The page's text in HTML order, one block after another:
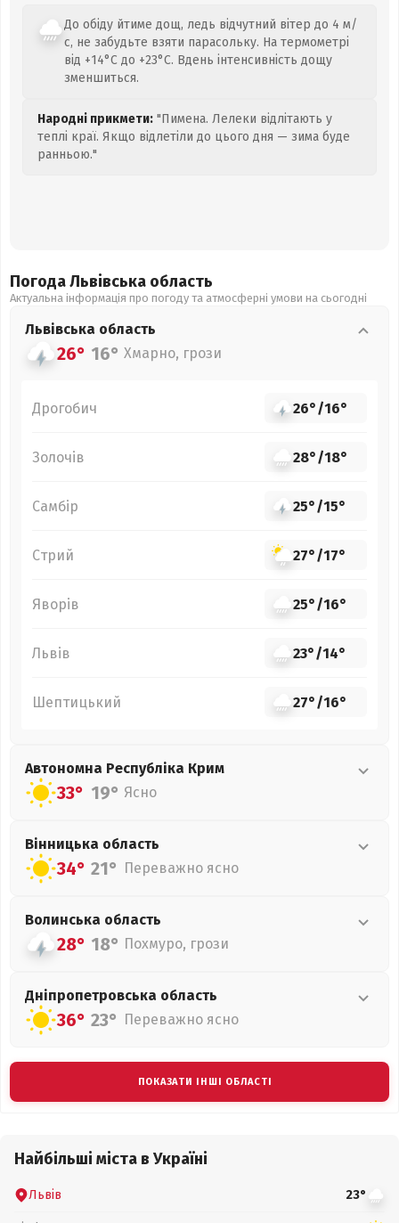
До обіду йтиме дощ, ледь відчутний вітер до 4 м/
с, не забудьте взяти парасольку. На термометрі
від +14°C до +23°C. Вдень інтенсивність дощу
зменшиться.
Народні прикмети: "Пимена. Лелеки відлітають у
теплі краї. Якщо відлетіли до цього дня — зима буде
ранньою."
Погода Львівська область
Актуальна інформація про погоду та атмосферні умови на сьогодні
Львівська область
26° 16° Хмарно, грози
Дрогобич 26°/16°
Золочів 28°/18°
Самбір 25°/15°
Стрий 27°/17°
Яворів 25°/16°
Львів 23°/14°
Шептицький 27°/16°
Автономна Республіка Крим
33° 19° Ясно
Вінницька область
34° 21° Переважно ясно
Волинська область
28° 18° Похмуро, грози
Дніпропетровська область
36° 23° Переважно ясно
ПОКАЗАТИ ІНШІ ОБЛАСТІ
Найбільші міста в Україні
Львів 23°